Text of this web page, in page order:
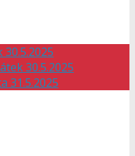
30.5.2025
31.5.2025